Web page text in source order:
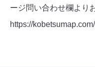
ージ問い合わせ欄より
https://